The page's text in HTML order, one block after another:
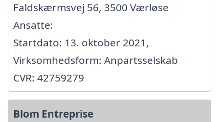
Faldskærmsvej 56, 3500 Værløse
Ansatte:
Startdato: 13. oktober 2021,
Virksomhedsform: Anpartsselskab
CVR: 42759279
Blom Entreprise